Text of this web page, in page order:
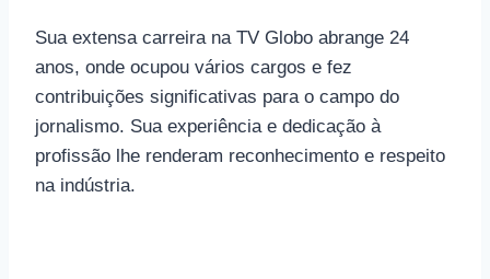
Sua extensa carreira na TV Globo abrange 24
anos, onde ocupou vários cargos e fez
contribuições significativas para o campo do
jornalismo. Sua experiência e dedicação à
profissão lhe renderam reconhecimento e respeito
na indústria.